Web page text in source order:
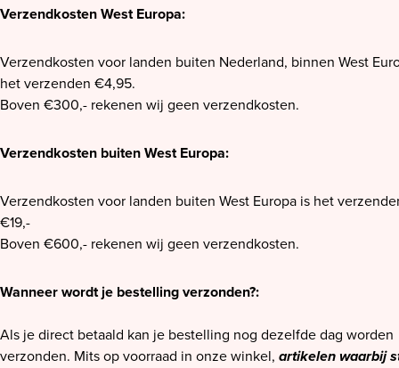
Verzendkosten West Europa:
Verzendkosten voor landen buiten Nederland, binnen West
het verzenden €4,95.
Boven €300,- rekenen wij geen verzendkosten.
Verzendkosten buiten West Europa:
Verzendkosten voor landen buiten West Europa is het
€19,-
Boven €600,- rekenen wij geen verzendkosten.
Wanneer wordt je bestelling verzonden?:
Als je direct betaald kan je bestelling nog dezelfde dag worden
verzonden. Mits op voorraad in onze winkel, artikelen waarbij